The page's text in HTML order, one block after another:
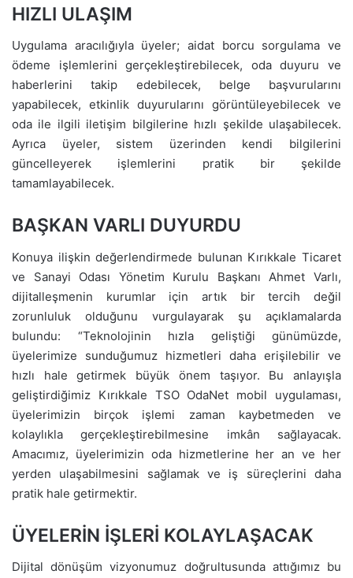
HIZLI ULAŞIM
Uygulama aracılığıyla üyeler; aidat borcu sorgulama ve
ödeme işlemlerini gerçekleştirebilecek, oda duyuru ve
haberlerini takip edebilecek, belge başvurularını
yapabilecek, etkinlik duyurularını görüntüleyebilecek ve
oda ile ilgili iletişim bilgilerine hızlı şekilde ulaşabilecek.
Ayrıca üyeler, sistem üzerinden kendi bilgilerini
güncelleyerek işlemlerini pratik bir şekilde
tamamlayabilecek.
BAŞKAN VARLI DUYURDU
Konuya ilişkin değerlendirmede bulunan Kırıkkale Ticaret
ve Sanayi Odası Yönetim Kurulu Başkanı Ahmet Varlı,
dijitalleşmenin kurumlar için artık bir tercih değil
zorunluluk olduğunu vurgulayarak şu açıklamalarda
bulundu: “Teknolojinin hızla geliştiği günümüzde,
üyelerimize sunduğumuz hizmetleri daha erişilebilir ve
hızlı hale getirmek büyük önem taşıyor. Bu anlayışla
geliştirdiğimiz Kırıkkale TSO OdaNet mobil uygulaması,
üyelerimizin birçok işlemi zaman kaybetmeden ve
kolaylıkla gerçekleştirebilmesine imkân sağlayacak.
Amacımız, üyelerimizin oda hizmetlerine her an ve her
yerden ulaşabilmesini sağlamak ve iş süreçlerini daha
pratik hale getirmektir.
ÜYELERİN İŞLERİ KOLAYLAŞACAK
Dijital dönüşüm vizyonumuz doğrultusunda attığımız bu